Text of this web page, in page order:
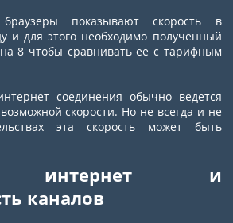
показывают скорость в
и для этого необходимо полученный
8 чтобы сравнивать её с тарифным
соединения обычно ведется
скорости. Но не всегда и не
эта скорость может быть
интернет и
каналов